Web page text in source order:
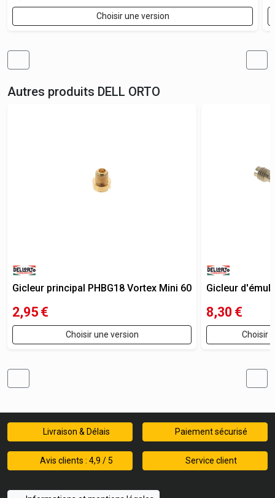
Choisir une version
Autres produits DELL ORTO
Gicleur principal PHBG18 Vortex Mini 60
2,95 €
Choisir une version
Gicleur
8,30 €
Choisir
Livraison & Délais Paiement sécurisé
Avis clients : 4,9 / 5 Service client